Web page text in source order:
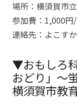
場所：横須賀市
参加費：1,000円
連絡先：よこす
▼おもしろ
おどり」～
横須賀市教